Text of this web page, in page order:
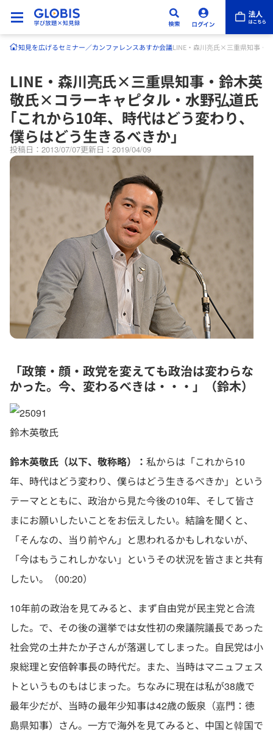
知見を広げるセミナー／カンファレンスあすか会議LINE・森川亮氏×三重県知事・
LINE・森川亮氏×三重県知事・鈴木英
敬氏×コラーキャピタル・水野弘道氏
｢これから10年、時代はどう変わり、
僕らはどう生きるべきか」
投稿日：2013/07/07更新日：2019/04/09
「政策・顔・政党を変えても政治は変わらな
かった。今、変わるべきは・・・」（鈴木）
鈴木英敬氏
鈴木英敬氏（以下、敬称略）： 私からは「これから10
年、時代はどう変わり、僕らはどう生きるべきか」という
テーマとともに、政治から見た今後の10年、そして皆さ
まにお願いしたいことをお伝えしたい。結論を聞くと、
「そんなの、当り前やん」と思われるかもしれないが、
「今はもうこれしかない」というその状況を皆さまと共有
したい。（00:20）
10年前の政治を見てみると、まず自由党が民主党と合流
した。で、その後の選挙では女性初の衆議院議長であった
社会党の土井たか子さんが落選してしまった。自民党は小
泉総理と安倍幹事長の時代だ。また、当時はマニュフェス
トというものもはじまった。ちなみに現在は私が38歳で
最年少だが、当時の最年少知事は42歳の飯泉（嘉門：徳
島県知事）さん。一方で海外を見てみると、中国と韓国で